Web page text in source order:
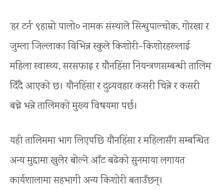
‘हर टर्न’ ९हाम्रो पालो० नामक संस्थाले सिन्धुपाल्चोक, गोरखा र
जुम्ला जिल्लाका विभिन्न स्कुले किशोरी–किशोरहरूलाई
महिला स्वास्थ्य, सरसफाइ र यौनहिंसा नियन्त्रणसम्बन्धी तालिम
दिँदै आएको छ। यौनहिंसा र दुव्र्यवहार कसरी चिन्ने र कसरी
बच्ने भन्ने तालिमको मुख्य विषयमा पर्छ।
यही तालिममा भाग लिएपछि यौनहिंसा र महिलासँग सम्बन्धित
अन्य मुद्दामा खुलेर बोल्ने आँट बढेको सुनमाया लगायत
कार्यशालामा सहभागी अन्य किशोरी बताउँछन्।